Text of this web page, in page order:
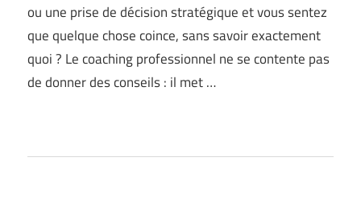
ou une prise de décision stratégique et vous sentez
que quelque chose coince, sans savoir exactement
quoi ? Le coaching professionnel ne se contente pas
de donner des conseils : il met …